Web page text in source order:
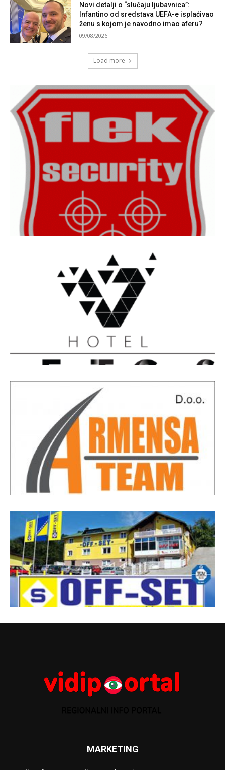
Novi detalji o “slučaju ljubavnica”:
Infantino od sredstava UEFA-e isplaćivao
ženu s kojom je navodno imao aferu?
09/08/2026
Load more
MARKETING